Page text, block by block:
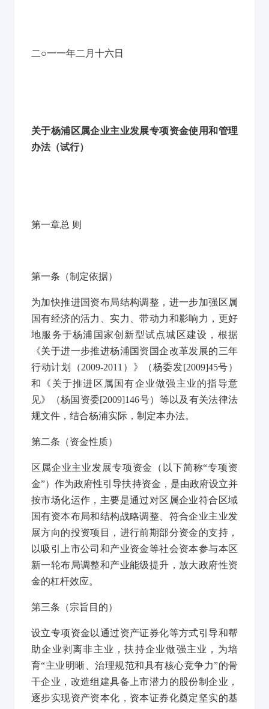
二○一一年二月十六日
关于杨浦区属企业主业发展专项资金使用和管理
办法（试行）
第一章总 则
第一条（制定依据）
为加快推进国资布局结构调整，进一步加强区属
国有经济的活力、实力、带动力和影响力，更好
地服务于杨浦国家创新型试点城区建设，根据
《关于进一步推进杨浦国资国企改革发展的三年
行动计划（2009-2011）》（杨委发[2009]45号）
和《关于推进区属国有企业做强主业的指导意
见》（杨国资委[2009]146号）等以及有关法律法
规文件，结合杨浦实际，制定本办法。
第二条 （资金性质）
区属企业主业发展专项资金（以下简称“专项资
金”）作为政府性引导扶持资金，是由政府设立并
按市场化运作，主要是通过对区属企业符合区域
国有资本布局和结构战略调整、符合企业主业发
展方向的投资项目，进行前期部分资金的支持，
以吸引上市公司和产业资金等社会资本参与本区
新一轮布局调整和产业能级提升，放大政府性资
金的杠杆效应。
第三条 （宗旨目的）
设立专项资金以通过资产证券化等方式引导和帮
助企业剥离非主业，扶持企业做强主业，为培
育“主业明晰、治理规范和具有核心竞争力”的骨
干企业，改造组建具备上市潜力的股份制企业，
逐步实现资产资本化，资本证券化奠定坚实的基